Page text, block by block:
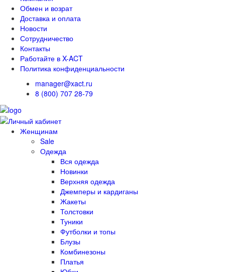
Обмен и возрат
Доставка и оплата
Новости
Сотрудничество
Контакты
Работайте в X-ACT
Политика конфиденциальности
manager@xact.ru
8 (800) 707 28-79
Женщинам
Sale
Одежда
Вся одежда
Новинки
Верхняя одежда
Джемперы и кардиганы
Жакеты
Толстовки
Туники
Футболки и топы
Блузы
Комбинезоны
Платья